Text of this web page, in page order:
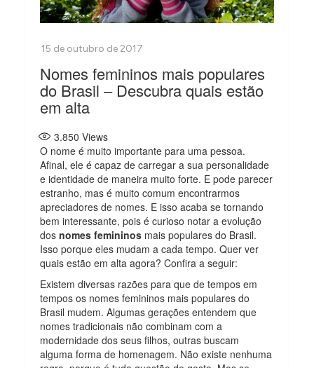
Nomes femininos mais populares
do Brasil – Descubra quais estão
em alta
3.850 Views
O nome é muito importante para uma pessoa.
Afinal, ele é capaz de carregar a sua personalidade
e identidade de maneira muito forte. E pode parecer
estranho, mas é muito comum encontrarmos
apreciadores de nomes. E isso acaba se tornando
bem interessante, pois é curioso notar a evolução
dosnomes femininos mais populares do Brasil.
Isso porque eles mudam a cada tempo. Quer ver
quais estão em alta agora? Confira a seguir:
Existem diversas razões para que de tempos em
tempos os nomes femininos mais populares do
Brasil mudem. Algumas gerações entendem que
nomes tradicionais não combinam com a
modernidade dos seus filhos, outras buscam
alguma forma de homenagem. Não existe nenhuma